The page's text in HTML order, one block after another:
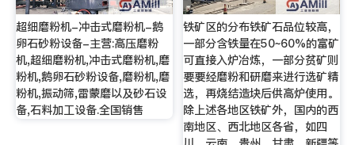
超细磨粉机-冲击式磨粉机-鹅
卵石砂粉设备-主营:高压磨粉
机,超细磨粉机,冲击式磨粉机,磨
粉机,鹅卵石砂粉设备,磨粉机,磨
粉机,振动筛,雷蒙磨以及砂石设
备,石料加工设备.全国销售
铁矿区的分布铁矿石品位较高，
一部分含铁量在50~60%的富矿
可直接入炉冶炼，一部分贫矿则
要要经磨粉和研磨来进行选矿精
选，再烧结造块后供高炉使用。
除上述各地区铁矿外，国内的西
南地区、西北地区各省，如四